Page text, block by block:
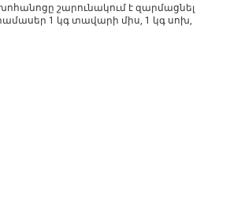
շարունակում է զարմացնել
1 կգ տավարի միս, 1 կգ սոխ,